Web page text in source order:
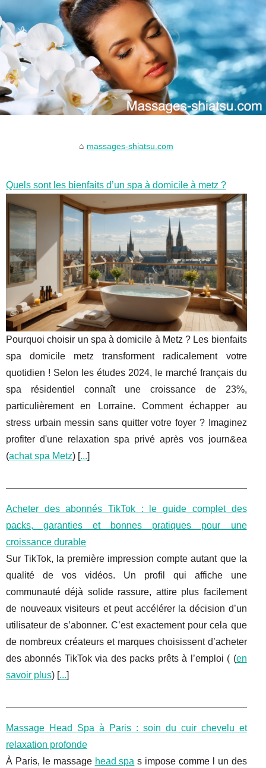
massages-shiatsu.com
Quels sont les bienfaits d’un spa à domicile à metz ?
Pourquoi choisir un spa à domicile à Metz ? Les bienfaits
spa domicile metz transforment radicalement votre
quotidien ! Selon les études 2024, le marché français du
spa résidentiel connaît une croissance de 23%,
particulièrement en Lorraine. Comment échapper au
stress urbain messin sans quitter votre foyer ? Imaginez
profiter d'une relaxation spa privé après vos journ&ea
(achat spa Metz) [...]
Acheter des abonnés TikTok : le guide complet des
packs, garanties et bonnes pratiques pour une
croissance durable
Sur TikTok, la première impression compte autant que la
qualité de vos vidéos. Un profil qui affiche une
communauté déjà solide rassure, attire plus facilement
de nouveaux visiteurs et peut accélérer la décision d’un
utilisateur de s’abonner. C’est exactement pour cela que
de nombreux créateurs et marques choisissent d’acheter
des abonnés TikTok via des packs prêts à l’emploi ( (en
savoir plus) [...]
Massage Head Spa à Paris : soin du cuir chevelu et
relaxation profonde
À Paris, le massage head spa s impose comme l un des